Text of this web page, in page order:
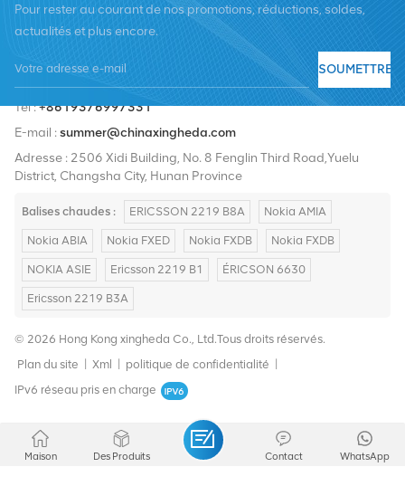
Pour rester au courant de nos promotions, réductions, soldes,
actualités et plus encore.
SOUMETTRE
Tél :+8619376997331
E-mail :summer@chinaxingheda.com
Adresse : 2506 Xidi Building, No. 8 Fenglin Third Road,Yuelu
District, Changsha City, Hunan Province
Balises chaudes : ERICSSON 2219 B8A Nokia AMIA
Nokia ABIA Nokia FXED Nokia FXDB Nokia FXDB
NOKIA ASIE Ericsson 2219 B1 ÉRICSON 6630
Ericsson 2219 B3A
© 2026 Hong Kong xingheda Co., Ltd.Tous droits réservés.
Plan du site
Xml politique de confidentialité
IPv6 réseau pris en charge
Maison Des Produits WhatsApp
Contact